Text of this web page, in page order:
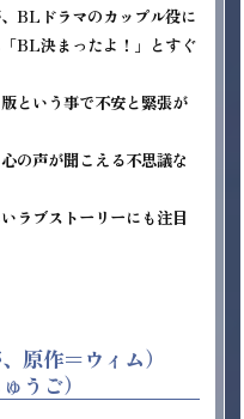
BLドラマのカップル役に
BL決まったよ！」とすぐ
という事で不安と緊張が
の声が聞こえる不思議な
ラブストーリーにも注目
原作＝ウィム）
うご）